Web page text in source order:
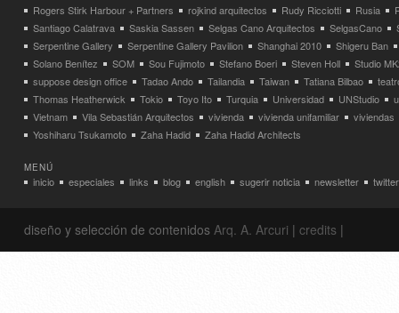
Rogers Stirk Harbour + Partners
rojkind arquitectos Rudy Ricciotti Rusia
Santiago Calatrava
Saskia Sassen Selgas Cano Arquitectos SelgasCano
Serpentine Gallery
Serpentine Gallery Pavilion Shanghai 2010
Shigeru Ban
Solano Benítez
SOM Sou Fujimoto Stefano Boeri Steven Holl
Studio
suppose design office
Tadao Ando Tailandia Taiwan Tatiana Bilbao
Thomas Heatherwick
Tokio Toyo Ito Turquia Universidad UNStudio
Vietnam
Vila Sebastián Arquitectos vivienda vivienda unifamiliar
viviendas
Yoshiharu Tsukamoto
Zaha Hadid Zaha Hadid Architects
MENÚ
inicio especiales links blog english sugerir noticia newsletter twitter
diseño y selección de contenidos Arq. A. Arcuri | credits |